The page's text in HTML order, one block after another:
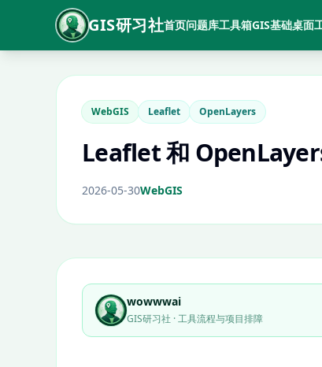
GIS研习社首页问题库工具箱GIS基础桌面
WebGIS Leaflet OpenLayers
Leaflet 和
2026-05-30WebGIS
wowwwai
GIS研习社 · 工具流程与项目排障